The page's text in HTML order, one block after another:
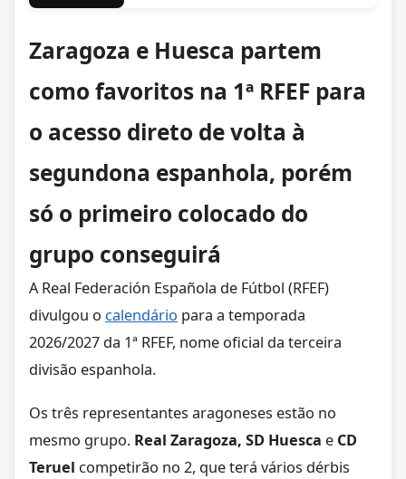
Zaragoza e Huesca partem
como favoritos na 1ª RFEF para
o acesso direto de volta à
segundona espanhola, porém
só o primeiro colocado do
grupo conseguirá
A Real Federación Española de Fútbol (RFEF)
divulgou o calendário para a temporada
2026/2027 da 1ª RFEF, nome oficial da terceira
divisão espanhola.
Os três representantes aragoneses estão no
mesmo grupo. Real Zaragoza, SD Huesca e CD
Teruel competirão no 2, que terá vários dérbis